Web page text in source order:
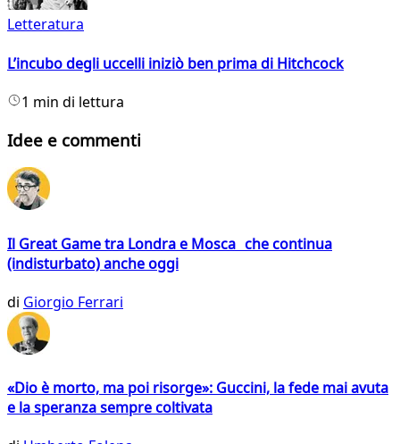
Letteratura
L’incubo degli uccelli iniziò ben prima di Hitchcock
1 min di lettura
Idee e commenti
Il Great Game tra Londra e Mosca che continua
(indisturbato) anche oggi
di Giorgio Ferrari
«Dio è morto, ma poi risorge»: Guccini, la fede mai avuta
e la speranza sempre coltivata